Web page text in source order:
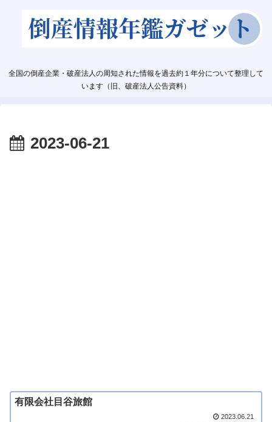
全国の倒産企業・破産法人の周知された情報を過去約１年分について整理して
います（旧、破産法人公告資料）
2023-06-21
有限会社目谷旅館
2023.06.21